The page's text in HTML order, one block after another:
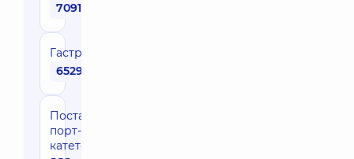
70910 грн
Гастрэктомия
65290 грн
Постановка
порт-
катетера